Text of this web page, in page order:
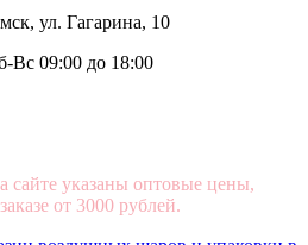
ул. Гагарина, 10
Вс 09:00 до 18:00
сайте указаны оптовые цены,
от 3000 рублей.